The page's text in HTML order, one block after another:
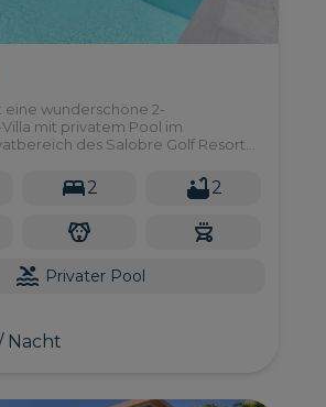
eine wunderschöne 2-
mit privatem Pool im
des Salobre Golf Resort
2 2
Privater Pool
Nacht